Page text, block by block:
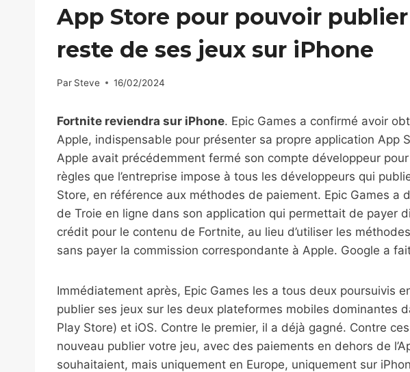
App Store pour pouvoir
reste de ses jeux sur iPhone
Par Steve 16/02/2024
Fortnite reviendra sur iPhone. Epic Games a confirmé avoir
Apple, indispensable pour présenter sa propre application App
Apple avait précédemment fermé son compte développeur
règles que l’entreprise impose à tous les développeurs qui
Store, en référence aux méthodes de paiement. Epic Games a
de Troie en ligne dans son application qui permettait de payer
crédit pour le contenu de Fortnite, au lieu d’utiliser les
sans payer la commission correspondante à Apple. Google a
Immédiatement après, Epic Games les a tous deux poursuivis
publier ses jeux sur les deux plateformes mobiles dominantes
Play Store) et iOS. Contre le premier, il a déjà gagné. Contre
nouveau publier votre jeu, avec des paiements en dehors de
souhaitaient, mais uniquement en Europe, uniquement sur